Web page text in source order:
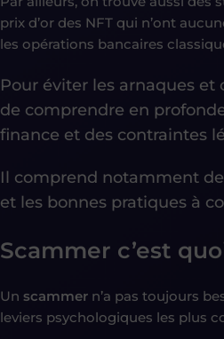
prix d’or des NFT qui n’ont
les opérations bancaires
Pour éviter les arnaques
de comprendre en
finance et des contraintes
Il comprend notamment
et les bonnes pratiques à
Scammer c’est
Un scammer n’a pas toujours
leviers psychologiques les plus